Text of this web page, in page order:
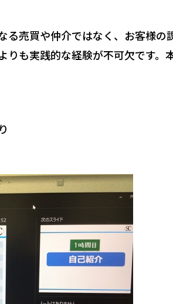
売買や仲介ではなく、お客様
りも実践的な経験が不可欠です